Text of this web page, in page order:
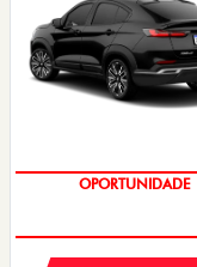
OPORTUNIDADE